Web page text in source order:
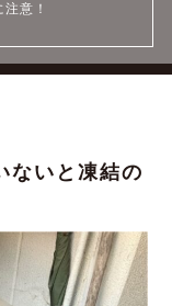
意！
ないと凍結の